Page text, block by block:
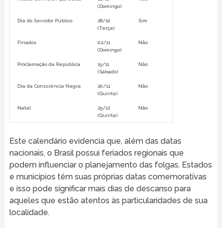
(Domingo)
Dia do Servidor Público
28/10
(Terça)
Sim
Finados
02/11
(Domingo)
Não
Proclamação da República
15/11
(Sábado)
Não
Dia da Consciência Negra
20/11
(Quinta)
Não
Natal
25/12
(Quinta)
Não
Este calendário evidencia que, além das datas
nacionais, o Brasil possui feriados regionais que
podem influenciar o planejamento das folgas. Estados
e municípios têm suas próprias datas comemorativas
e isso pode significar mais dias de descanso para
aqueles que estão atentos às particularidades de sua
localidade.